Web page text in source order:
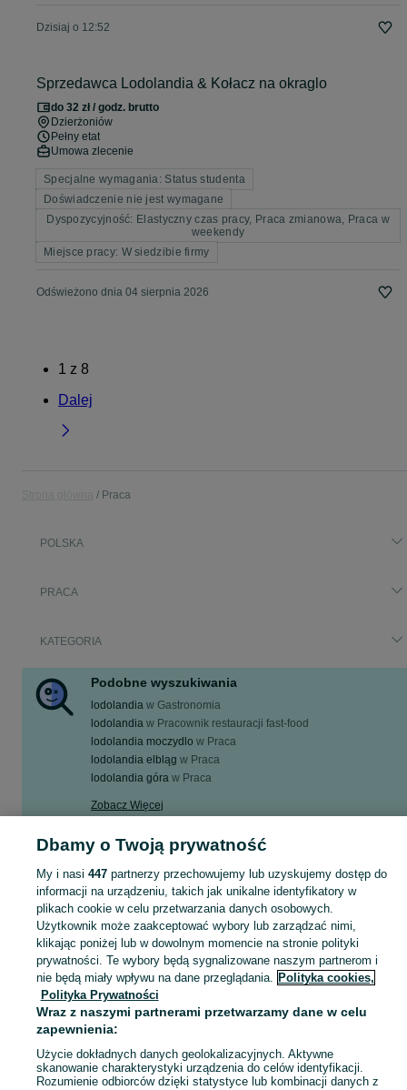
Dzisiaj o 12:52
Sprzedawca Lodolandia & Kołacz na okraglo
do 32 zł / godz. brutto
Dzierżoniów
Pełny etat
Umowa zlecenie
Specjalne wymagania: Status studenta
Doświadczenie nie jest wymagane
Dyspozycyjność: Elastyczny czas pracy, Praca zmianowa, Praca w
weekendy
Miejsce pracy: W siedzibie firmy
Odświeżono dnia 04 sierpnia 2026
1 z 8
Dalej
Praca
POLSKA
PRACA
KATEGORIA
Podobne wyszukiwania
lodolandia w Gastronomia
lodolandia w Pracownik restauracji fast-food
lodolandia moczydlo w Praca
lodolandia elbląg w Praca
lodolandia góra w Praca
Zobacz Więcej
Mapa kategorii
Mapa miejscowości
Mapa ministron
Popularne wyszukiwania
Dbamy o Twoją prywatność
My i nasi 447partnerzy przechowujemy lub uzyskujemy dostęp do
informacji na urządzeniu, takich jak unikalne identyfikatory w
plikach cookie w celu przetwarzania danych osobowych.
Użytkownik może zaakceptować wybory lub zarządzać nimi,
klikając poniżej lub w dowolnym momencie na stronie polityki
prywatności. Te wybory będą sygnalizowane naszym partnerom i
nie będą miały wpływu na dane przeglądania. Polityka cookies,
Polityka Prywatności
Wraz z naszymi partnerami przetwarzamy dane w celu
zapewnienia:
Użycie dokładnych danych geolokalizacyjnych. Aktywne
skanowanie charakterystyki urządzenia do celów identyfikacji.
Rozumienie odbiorców dzięki statystyce lub kombinacji danych z